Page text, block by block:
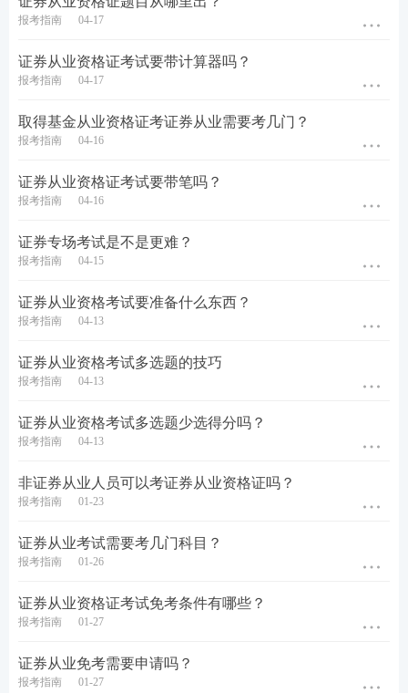
报考指南 04-17
证券从业资格证考试要带计算器吗？
报考指南 04-17
取得基金从业资格证考证券从业需要考几门？
报考指南 04-16
证券从业资格证考试要带笔吗？
报考指南 04-16
证券专场考试是不是更难？
报考指南 04-15
证券从业资格考试要准备什么东西？
报考指南 04-13
证券从业资格考试多选题的技巧
报考指南 04-13
证券从业资格考试多选题少选得分吗？
报考指南 04-13
非证券从业人员可以考证券从业资格证吗？
报考指南 01-23
证券从业考试需要考几门科目？
报考指南 01-26
证券从业资格证考试免考条件有哪些？
报考指南 01-27
证券从业免考需要申请吗？
报考指南 01-27